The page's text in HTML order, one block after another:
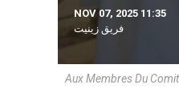
NOV 07, 2025 11:35
فريق زينيت
Aux Membres Du